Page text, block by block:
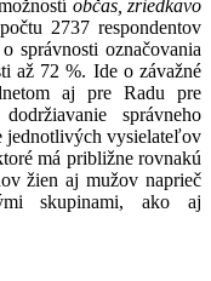
občas, zriedkavo
2737 respondentov
správnosti označovania
až 72 %. Ide o závažné
aj pre Radu pre
správneho
jednotlivých vysielateľov
má približne rovnakú
žien aj mužov naprieč
skupinami, ako aj